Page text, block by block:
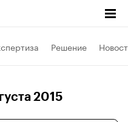
Решение
2015